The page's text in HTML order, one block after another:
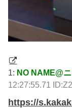
1: NO NAME@
12:27:55.71
https://